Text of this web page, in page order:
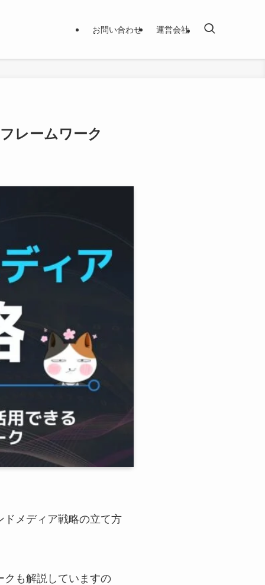
お問い合わせ 運営会社
レームワーク
ドメディア戦略の立て方
クも解説していますの